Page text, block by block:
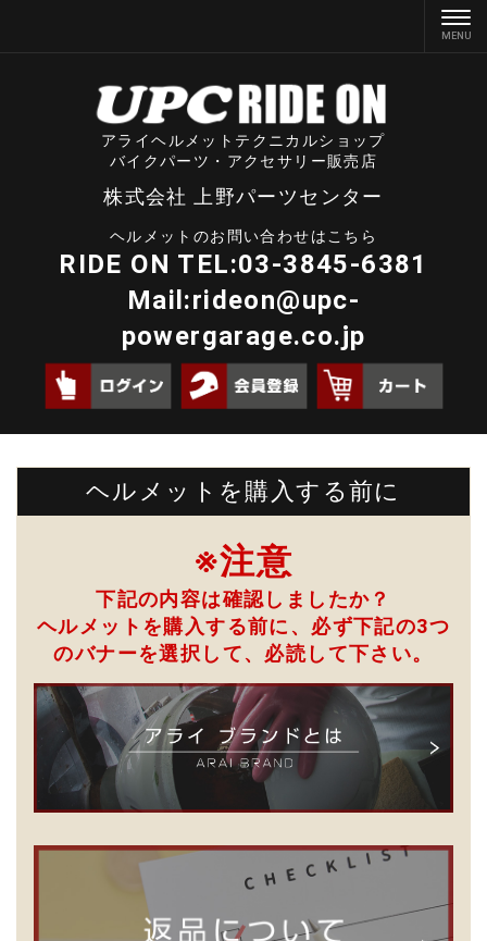
アライヘルメットテクニカルショップ
バイクパーツ・アクセサリー販売店
株式会社 上野パーツセンター
ヘルメットのお問い合わせはこちら
RIDE ON TEL:03-3845-6381
Mail:rideon@upc-
powergarage.co.jp
ヘルメットを購入する前に
※注意
下記の内容は確認しましたか？
ヘルメットを購入する前に、必ず下記の3つ
のバナーを選択して、 必読して下さい。